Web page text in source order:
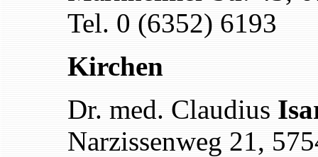
Tel. 0 (6352) 6193
Kirchen
Dr. med. Claudius
Narzissenweg 21,